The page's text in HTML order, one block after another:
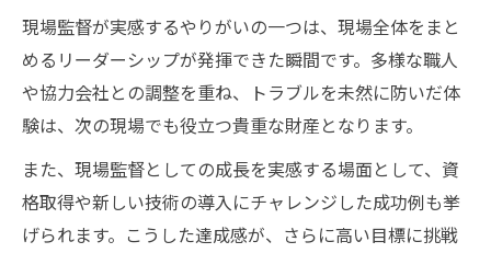
現場監督の実体験で学ぶチームワーク強化
法
現場監督が現場で信頼されるための心構え
資格取得で現場監督が広げる可能性とは
現場監督体験談から学ぶ資格取得の重要性
現場監督が資格取得で得た成長実感を紹介
現場監督体験談が示すキャリアアップの道
現場監督が実感するやりがいの一つは、現場全体をまと
めるリーダーシップが発揮できた瞬間です。多様な職人
や協力会社との調整を重ね、トラブルを未然に防いだ体
験は、次の現場でも役立つ貴重な財産となります。
また、現場監督としての成長を実感する場面として、資
格取得や新しい技術の導入にチャレンジした成功例も挙
げられます。こうした達成感が、さらに高い目標に挑戦